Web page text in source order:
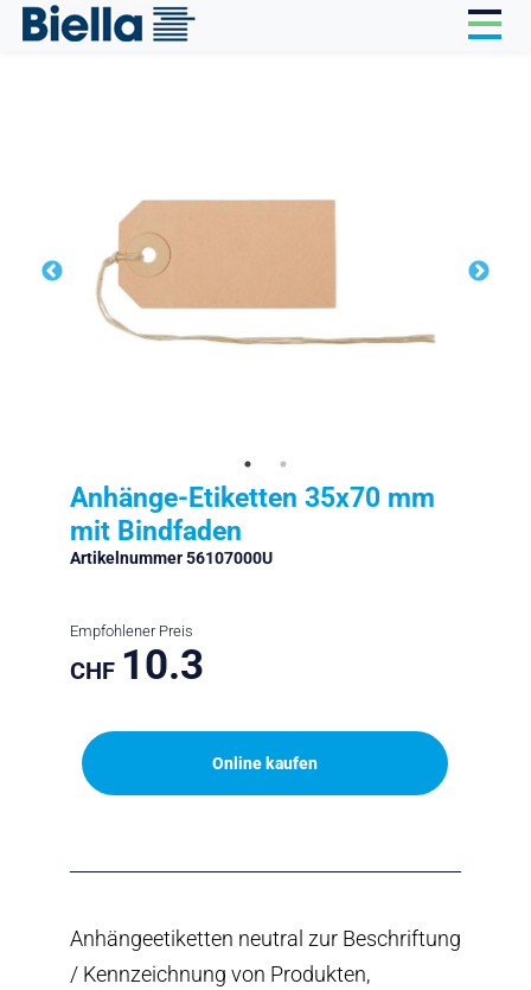
Anhänge-Etiketten 35x70 mm
mit Bindfaden
Artikelnummer 56107000U
Empfohlener Preis
CHF 10.3
Online kaufen
Anhängeetiketten neutral zur Beschriftung
/ Kennzeichnung von Produkten,
Cookie-Einstellungen